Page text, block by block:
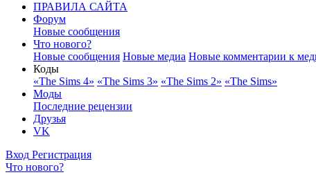
ПРАВИЛА САЙТА
Форум
Новые сообщения
Что нового?
Новые сообщения Новые медиа Новые комментарии к
Коды
«The Sims 4» «The Sims 3» «The Sims 2» «The Sims»
Моды
Последние рецензии
Друзья
VK
Вход Регистрация
Что нового?